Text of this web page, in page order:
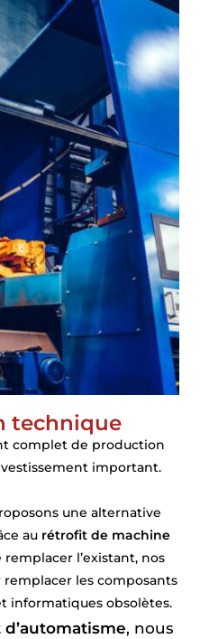
technique
complet de production
important.
une alternative
au rétrofit de machine
l’existant, nos
les composants
informatiques obsolètes.
, nous